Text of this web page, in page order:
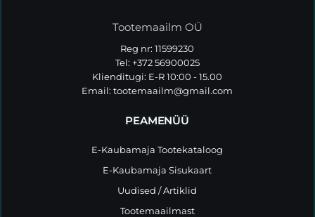
Tootemaailm OÜ
Reg nr: 11599230
Tel: +372 56900025
Klienditugi: E-R 10:00 - 15.00
Email:tootemaailm@gmail.com
PEAMENÜÜ
E-Kaubamaja Tootekataloog
E-Kaubamaja Sisukaart
Uudised / Artiklid
Tootemaailmast